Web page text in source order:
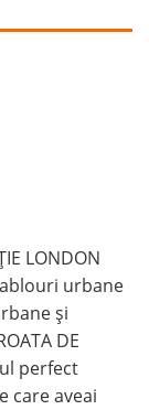
LONDON
urbane
și
DE
perfect
care aveai